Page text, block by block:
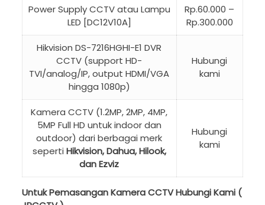
Power Supply CCTV atau Lampu
LED [DC12V10A]
Rp.60.000 –
Rp.300.000
Hikvision DS-7216HGHI-E1 DVR
CCTV (support HD-
TVI/analog/IP, output HDMI/VGA
hingga 1080p)
Hubungi
kami
Kamera CCTV (1.2MP, 2MP, 4MP,
5MP Full HD untuk indoor dan
outdoor) dari berbagai merk
seperti Hikvision, Dahua, Hilook,
dan Ezviz
Hubungi
kami
Untuk Pemasangan Kamera CCTV Hubungi Kami (